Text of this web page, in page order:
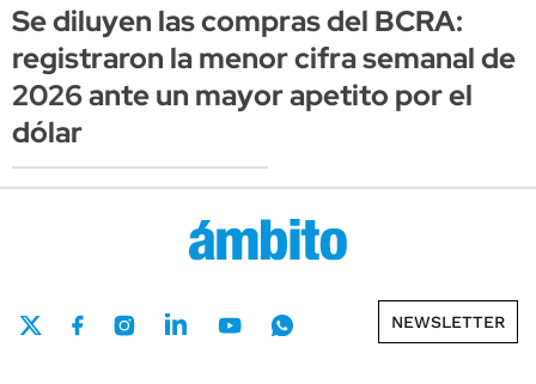
Se diluyen las compras del BCRA:
registraron la menor cifra semanal de
2026 ante un mayor apetito por el
dólar
NEWSLETTER